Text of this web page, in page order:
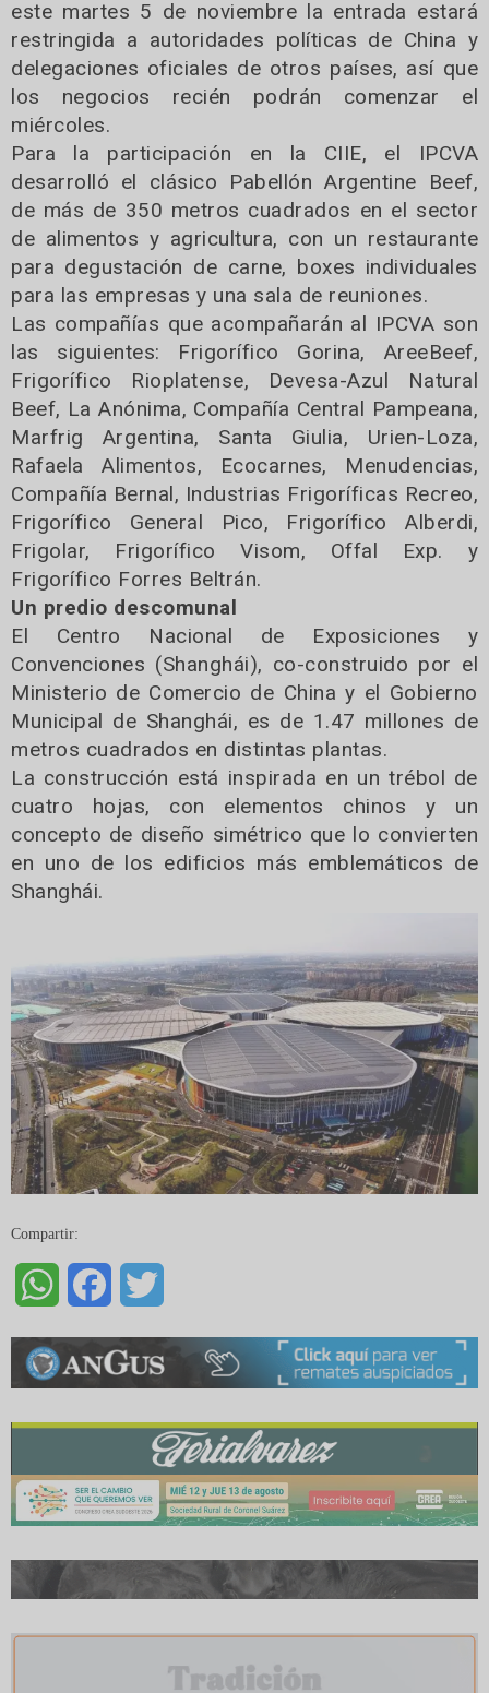
este martes 5 de noviembre la entrada estará
restringida a autoridades políticas de China y
delegaciones oficiales de otros países, así que
los negocios recién podrán comenzar el
miércoles.
Para la participación en la CIIE, el IPCVA
desarrolló el clásico Pabellón Argentine Beef,
de más de 350 metros cuadrados en el sector
de alimentos y agricultura, con un restaurante
para degustación de carne, boxes individuales
para las empresas y una sala de reuniones.
Las compañías que acompañarán al IPCVA son
las siguientes: Frigorífico Gorina, AreeBeef,
Frigorífico Rioplatense, Devesa-Azul Natural
Beef, La Anónima, Compañía Central Pampeana,
Marfrig Argentina, Santa Giulia, Urien-Loza,
Rafaela Alimentos, Ecocarnes, Menudencias,
Compañía Bernal, Industrias Frigoríficas Recreo,
Frigorífico General Pico, Frigorífico Alberdi,
Frigolar, Frigorífico Visom, Offal Exp. y
Frigorífico Forres Beltrán.
Un predio descomunal
El Centro Nacional de Exposiciones y
Convenciones (Shanghái), co-construido por el
Ministerio de Comercio de China y el Gobierno
Municipal de Shanghái, es de 1.47 millones de
metros cuadrados en distintas plantas.
La construcción está inspirada en un trébol de
cuatro hojas, con elementos chinos y un
concepto de diseño simétrico que lo convierten
en uno de los edificios más emblemáticos de
Shanghái.
Compartir:
WhatsAppFacebook